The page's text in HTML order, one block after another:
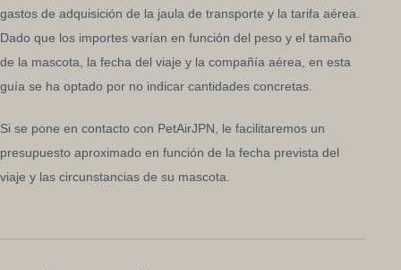
gastos de adquisición de la jaula de transporte y la tarifa aérea.
Dado que los importes varían en función del peso y el tamaño
de la mascota, la fecha del viaje y la compañía aérea, en esta
guía se ha optado por no indicar cantidades concretas.
Si se pone en contacto con PetAirJPN, le facilitaremos un
presupuesto aproximado en función de la fecha prevista del
viaje y las circunstancias de su mascota.